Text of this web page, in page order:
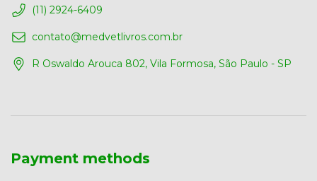
(11) 2924-6409
contato@medvetlivros.com.br
R Oswaldo Arouca 802, Vila Formosa, São Paulo - SP
Payment methods